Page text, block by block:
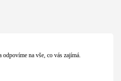
na vše, co vás zajímá.